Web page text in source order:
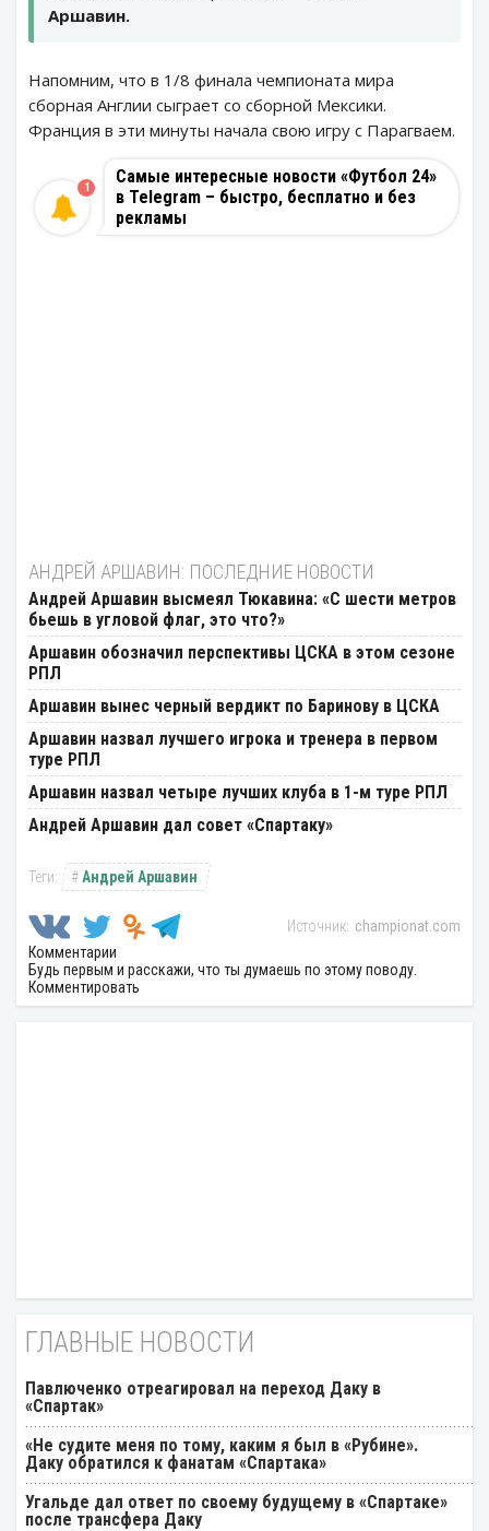
Аршавин.
Напомним, что в 1/8 финала чемпионата мира
сборная Англии сыграет со сборной Мексики.
Франция в эти минуты начала свою игру с Парагваем.
Самые интересные новости «Футбол 24»
в Telegram – быстро, бесплатно и без
рекламы
1
АНДРЕЙ АРШАВИН: ПОСЛЕДНИЕ НОВОСТИ
Андрей Аршавин высмеял Тюкавина: «С шести метров
бьешь в угловой флаг, это что?»
Аршавин обозначил перспективы ЦСКА в этом сезоне
РПЛ
Аршавин вынес черный вердикт по Баринову в ЦСКА
Аршавин назвал лучшего игрока и тренера в первом
туре РПЛ
Аршавин назвал четыре лучших клуба в 1-м туре РПЛ
Андрей Аршавин дал совет «Спартаку»
Андрей Аршавин
championat.com
Комментарии
Будь первым и расскажи, что ты думаешь по этому поводу.
Комментировать
ГЛАВНЫЕ НОВОСТИ
Павлюченко отреагировал на переход Даку в
«Спартак»
«Не судите меня по тому, каким я был в «Рубине».
Даку обратился к фанатам «Спартака»
Угальде дал ответ по своему будущему в «Спартаке»
после трансфера Даку